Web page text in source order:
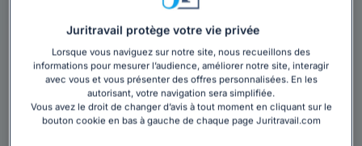
Vous souhaitez rencontrer un avocat en
cabinet dans le département Seine-
Maritime ?
Obtenez 3 devis d'avocats près de chez vous
sous 48 heures.
Juritravail protège votre vie privée
Lorsque vous naviguez sur notre site, nous recueillons des
informations pour mesurer l’audience, améliorer notre site, interagir
avec vous et vous présenter des offres personnalisées. En les
autorisant, votre navigation sera simplifiée.
Vous avez le droit de changer d’avis à tout moment en cliquant sur le
bouton cookie en bas à gauche de chaque page Juritravail.com